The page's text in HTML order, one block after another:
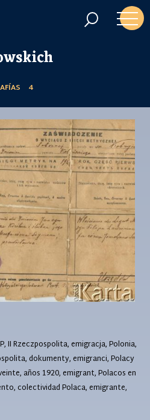
4
II Rzeczpospolita, emigracja, Polonia,
dokumenty, emigranci, Polacy
años 1920, emigrant, Polacos en
colectividad Polaca, emigrante,